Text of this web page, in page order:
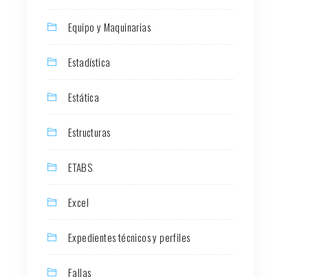
Equipo y Maquinarias
Estadística
Estática
Estructuras
ETABS
Excel
Expedientes técnicos y perfiles
Fallas